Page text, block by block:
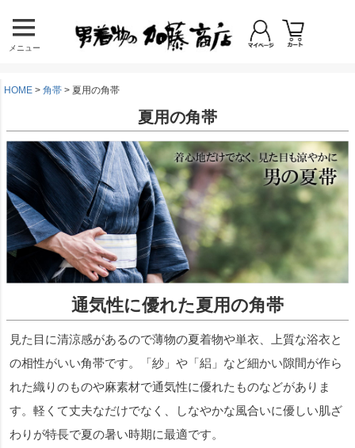
メニュー
HOME 角帯 夏用の角帯
夏用の角帯
通気性に優れた夏用の角帯
見た目に清涼感があるので薄物の夏着物や単衣、上質な浴衣と
の相性がいい角帯です。「紗」や「絽」など細かい隙間が作ら
れた織りのものや麻素材で通気性に優れたものなどがありま
す。軽くて丈夫なだけでなく、しなやかな風合いに優しい肌ざ
わりが特長で夏の暑い時期に最適です。